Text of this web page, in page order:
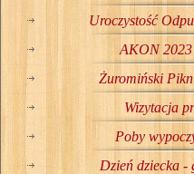
Uroczystość
AKON
Żuromiński
Wizytacja
Poby
Dzień dziecka -